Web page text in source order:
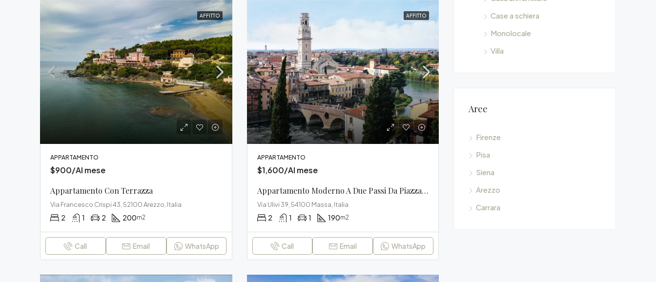
AFFITTO
APPARTAMENTO
$900/Al mese
Appartamento Con Terrazza
Via Francesco Crispi 43, 52100 Arezzo, Italia
2 1 2 200m2
Call Email WhatsApp
AFFITTO
APPARTAMENTO
$1,600/Al mese
Appartamento Moderno A Due Passi Da Piazza Del Duomo
Via Ulivi 39, 54100 Massa, Italia
2 1 1 190m2
Call Email WhatsApp
Case a schiera
Monolocale
Villa
Aree
Firenze
Pisa
Siena
Arezzo
Carrara